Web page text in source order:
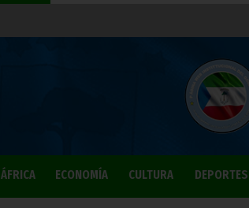
ÁFRICA ECONOMÍA CULTURA DEPORTES